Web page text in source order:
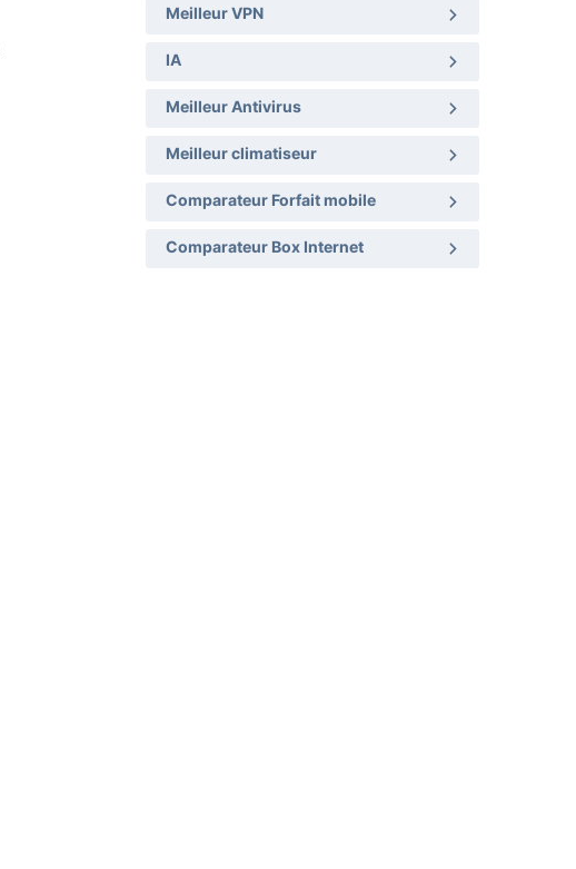
Meilleur VPN
IA
Meilleur Antivirus
Meilleur climatiseur
Comparateur Forfait mobile
Comparateur Box Internet